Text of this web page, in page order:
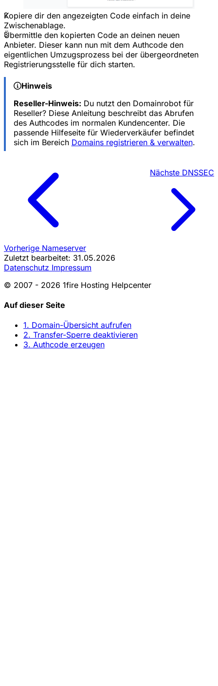
2
Kopiere dir den angezeigten Code einfach in deine
Zwischenablage.
3
Übermittle den kopierten Code an deinen neuen
Anbieter. Dieser kann nun mit dem Authcode den
eigentlichen Umzugsprozess bei der übergeordneten
Registrierungsstelle für dich starten.
Hinweis
Reseller-Hinweis: Du nutzt den Domainrobot für
Reseller? Diese Anleitung beschreibt das Abrufen
des Authcodes im normalen Kundencenter. Die
passende Hilfeseite für Wiederverkäufer befindet
sich im Bereich Domains registrieren & verwalten.
Vorherige Nameserver
Nächste DNSSEC
Zuletzt bearbeitet: 31.05.2026
Datenschutz Impressum
© 2007 - 2026 1fire Hosting Helpcenter
Auf dieser Seite
1. Domain-Übersicht aufrufen
2. Transfer-Sperre deaktivieren
3. Authcode erzeugen